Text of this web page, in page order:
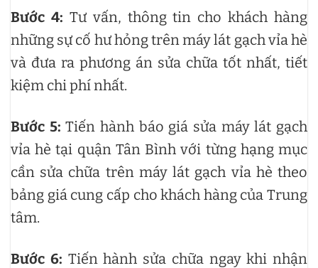
Bước 4: Tư vấn, thông tin cho khách hàng
những sự cố hư hỏng trên máy lát gạch vỉa hè
và đưa ra phương án sửa chữa tốt nhất, tiết
kiệm chi phí nhất.
Bước 5:Tiến hành báo giá sửa máy lát gạch
vỉa hè tại quận Tân Bình với từng hạng mục
cần sửa chữa trên máy lát gạch vỉa hè theo
bảng giá cung cấp cho khách hàng của Trung
tâm.
Bước 6: Tiến hành sửa chữa ngay khi nhận